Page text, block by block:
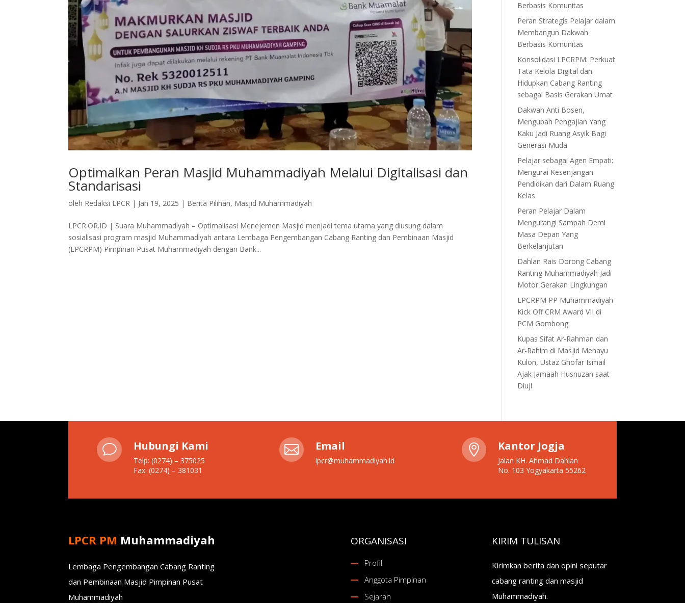
Optimalkan Peran Masjid Muhammadiyah Melalui Digitalisasi dan
Standarisasi
oleh Redaksi LPCR | Jan 19, 2025 | Berita Pilihan, Masjid Muhammadiyah
LPCR.OR.ID | Suara Muhammadiyah – Optimalisasi Menejemen Masjid menjadi tema utama yang diusung dalam
sosialisasi program masjid Muhammadiyah antara Lembaga Pengembangan Cabang Ranting dan Pembinaan Masjid
(LPCRPM) Pimpinan Pusat Muhammadiyah dengan Bank...
Berbasis Komunitas
Peran Strategis Pelajar dalam
Membangun Dakwah
Berbasis Komunitas
Konsolidasi LPCRPM: Perkuat
Tata Kelola Digital dan
Hidupkan Cabang Ranting
sebagai Basis Gerakan Umat
Dakwah Anti Bosen,
Mengubah Pengajian Yang
Kaku Jadi Ruang Asyik Bagi
Generasi Muda
Pelajar sebagai Agen Empati:
Mengurai Kesenjangan
Pendidikan dari Dalam Ruang
Kelas
Peran Pelajar Dalam
Mengurangi Sampah Demi
Masa Depan Yang
Berkelanjutan
Dahlan Rais Dorong Cabang
Ranting Muhammadiyah Jadi
Motor Gerakan Lingkungan
LPCRPM PP Muhammadiyah
Kick Off CRM Award VII di
PCM Gombong
Kupas Sifat Ar-Rahman dan
Ar-Rahim di Masjid Menayu
Kulon, Ustaz Ghofar Ismail
Ajak Jamaah Husnuzan saat
Diuji
v Hubungi Kami
Telp: (0274) – 375025
Fax: (0274) – 381031
 Email
lpcr@muhammadiyah.id
 Kantor Jogja
Jalan KH. Ahmad Dahlan
No. 103 Yogyakarta 55262
LPCR PM Muhammadiyah
Lembaga Pengembangan Cabang Ranting
dan Pembinaan Masjid Pimpinan Pusat
Muhammadiyah
ORGANISASI
Profil
Anggota Pimpinan
Sejarah
KIRIM TULISAN
Kirimkan berita dan opini seputar
cabang ranting dan masjid
Muhammadiyah.